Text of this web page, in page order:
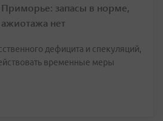
Приморье: запасы в норме,
ажиотажа нет
дефицита и спекуляций,
временные меры